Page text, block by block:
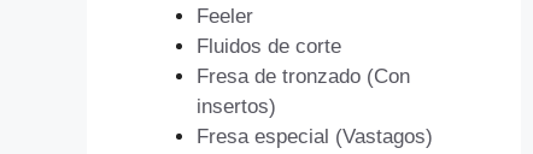
Feeler
Fluidos de corte
Fresa de tronzado (Con
insertos)
Fresa especial (Vastagos)